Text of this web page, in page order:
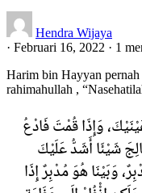
Hendra Wijaya
· Februari 16, 2022 · 1
Harim bin Hayyan
rahimahullah ,
وَإِذَا قُمْتَ فَادْعُ
شَيْئَا أَشَدُّ عَلَيْكَ
وَبَيْنَا هُوَ مُدْبِرٌ إِذَا